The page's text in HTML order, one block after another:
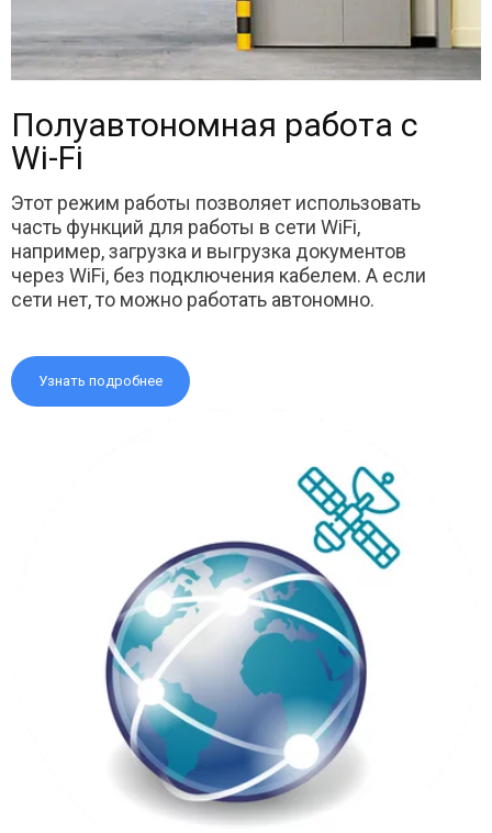
Полуавтономная работа с
Wi-Fi
Этот режим работы позволяет использовать
часть функций для работы в сети WiFi,
например, загрузка и выгрузка документов
через WiFi, без подключения кабелем. А если
сети нет, то можно работать автономно.
Узнать подробнее